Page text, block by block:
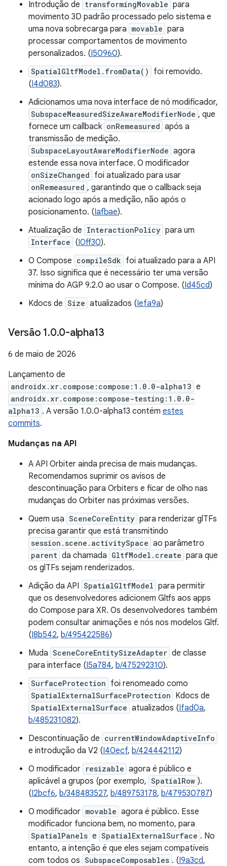
Introdução de transformingMovable para
movimento 3D padrão processado pelo sistema e
uma nova sobrecarga para movable para
processar comportamentos de movimento
personalizados. (I50960).
SpatialGltfModel.fromData()
foi removido.
(I4d083).
Adicionamos uma nova interface de nó modificador,
SubspaceMeasuredSizeAwareModifierNode , que
fornece um callback onRemeasured após a
transmissão de medição.
SubspaceLayoutAwareModifierNode agora
estende essa nova interface. O modificador
onSizeChanged foi atualizado para usar
onRemeasured , garantindo que o callback seja
acionado logo após a medição, não após o
posicionamento. (Iafbae).
Atualização de InteractionPolicy para um
Interface (I0ff30).
O Compose compileSdk foi atualizado para a API
37. Isso significa que é necessário ter uma versão
mínima do AGP 9.2.0 ao usar o Compose. (Id45cd)
Kdocs de Size atualizados (Iefa9a)
Versão 1.0.0-alpha13
6 de maio de 2026
Lançamento de
androidx.xr.compose:compose:1.0.0-alpha13 e
androidx.xr.compose:compose-testing:1.0.0-
alpha13 . A versão 1.0.0-alpha13 contém estes
commits.
Mudanças na API
A API Orbiter ainda precisa de mais mudanças.
Recomendamos suprimir os avisos de
descontinuação para Orbiters e ficar de olho nas
mudanças do Orbiter nas próximas versões.
Quem usa SceneCoreEntity para renderizar glTFs
precisa garantir que está transmitindo
session.scene.activitySpace ao parâmetro
parent da chamada GltfModel.create para que
os glTFs sejam renderizados.
Adição da API SpatialGltfModel para permitir
que os desenvolvedores adicionem Gltfs aos apps
do Compose para XR. Os desenvolvedores também
podem consultar animações e nós nos modelos Gltf.
(I8b542, b/495422586)
Muda SceneCoreEntitySizeAdapter de classe
para interface (I5a784, b/475292310).
SurfaceProtection foi renomeado como
SpatialExternalSurfaceProtection Kdocs de
SpatialExternalSurface atualizados (Ifad0a,
b/485231082).
Descontinuação de currentWindowAdaptiveInfo
e introdução da V2 (I40ecf, b/424442112)
O modificador resizable agora é público e
aplicável a grupos (por exemplo, SpatialRow ).
(I2bcf6, b/348483527, b/489753178, b/479530787)
O modificador movable agora é público. Esse
modificador funciona bem, no momento, para
SpatialPanels e SpatialExternalSurface . No
entanto, a intenção é que eles sejam compatíveis
com todos os SubspaceComposables . (I9a3cd,